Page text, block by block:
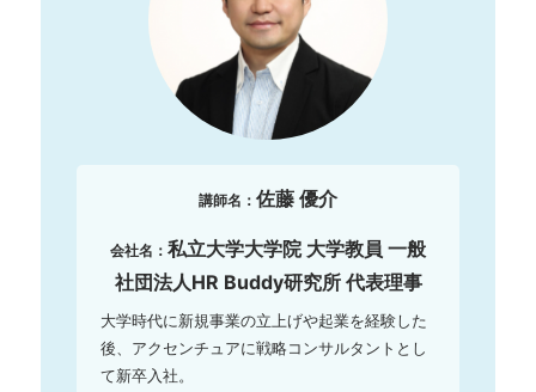
講師名： 佐藤 優介
会社名： 私立大学大学院 大学教員 一般
社団法人HR Buddy研究所 代表理事
大学時代に新規事業の立上げや起業を経験した
後、アクセンチュアに戦略コンサルタントとし
て新卒入社。